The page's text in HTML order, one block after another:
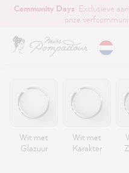
hoofdinhoud
Community Days: Exclusieve
onze
Wit met
Glazuur
Wit met
Karakter